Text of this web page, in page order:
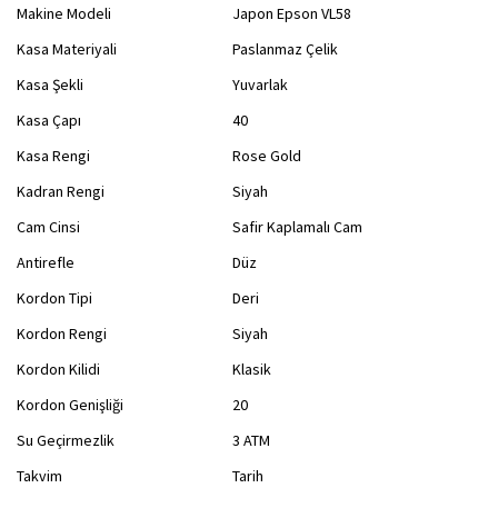
Makine Modeli
Japon Epson VL58
Kasa Materiyali
Paslanmaz Çelik
Kasa Şekli
Yuvarlak
Kasa Çapı
40
Kasa Rengi
Rose Gold
Kadran Rengi
Siyah
Cam Cinsi
Safir Kaplamalı Cam
Antirefle
Düz
Kordon Tipi
Deri
Kordon Rengi
Siyah
Kordon Kilidi
Klasik
Kordon Genişliği
20
Su Geçirmezlik
3 ATM
Takvim
Tarih